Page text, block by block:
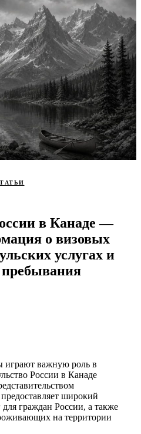
в Канаде —
о визовых
услугах и
играют важную роль в
России в Канаде
широкий
для граждан России, а также
на территории